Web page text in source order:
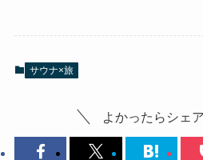
サウナ×旅
よかったらシェ